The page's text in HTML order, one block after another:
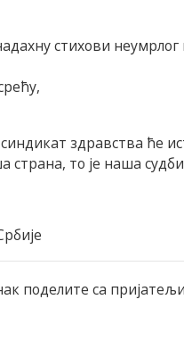
стихови
здравства ће
страна, то је наша
поделите са